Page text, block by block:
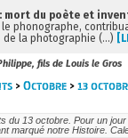
fils de Louis le Gros
>Octobre >13
du 13 octobre. Pour un
marqué notre Histoire.
mort du poète et
le phonographe,
de la photographie (…)